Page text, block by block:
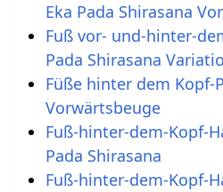
Eka Pada Shirasana
Fuß vor- und-hinter-
Pada Shirasana
Füße hinter dem Kopf-
Vorwärtsbeuge
Fuß-hinter-dem-Kopf-
Pada Shirasana
Fuß-hinter-dem-Kopf-